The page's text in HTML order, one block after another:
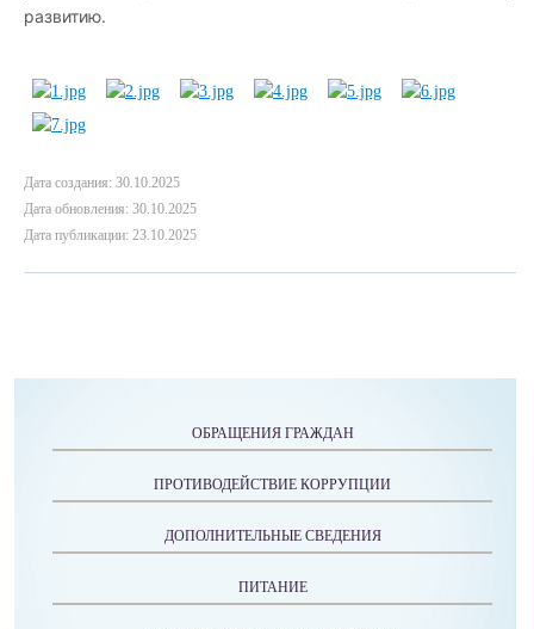
развитию.
Дата создания: 30.10.2025
Дата обновления: 30.10.2025
Дата публикации: 23.10.2025
ОБРАЩЕНИЯ ГРАЖДАН
ПРОТИВОДЕЙСТВИЕ КОРРУПЦИИ
ДОПОЛНИТЕЛЬНЫЕ СВЕДЕНИЯ
ПИТАНИЕ